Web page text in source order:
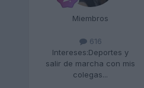
Miembros
616
Intereses:Deportes y
salir de marcha con mis
colegas...